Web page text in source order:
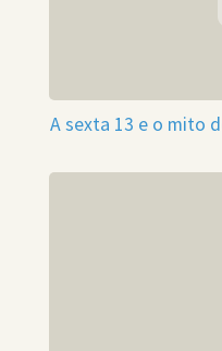
A sexta 13 e o mito